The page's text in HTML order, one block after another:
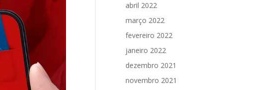
abril 2022
março 2022
fevereiro 2022
janeiro 2022
dezembro 2021
novembro 2021